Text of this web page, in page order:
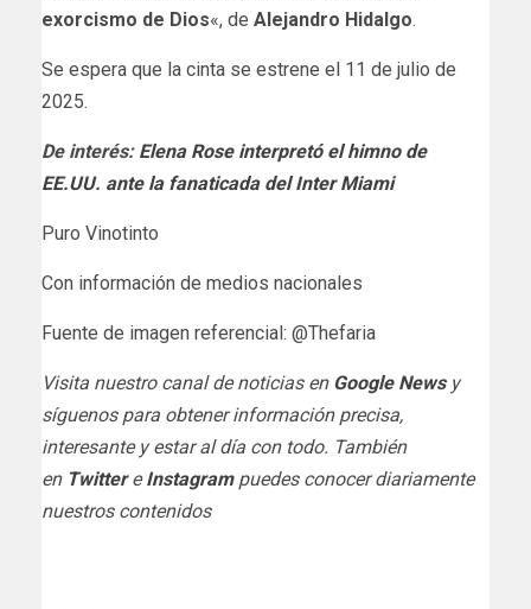
exorcismo de Dios«, de Alejandro Hidalgo.
Se espera que la cinta se estrene el 11 de julio de
2025.
De interés: Elena Rose interpretó el himno de
EE.UU. ante la fanaticada del Inter Miami
Puro Vinotinto
Con información de medios nacionales
Fuente de imagen referencial: @Thefaria
Visita nuestro canal de noticias en Google Newsy
síguenos para obtener información precisa,
interesante y estar al día con todo. También
en TwittereInstagrampuedes conocer diariamente
nuestros contenidos